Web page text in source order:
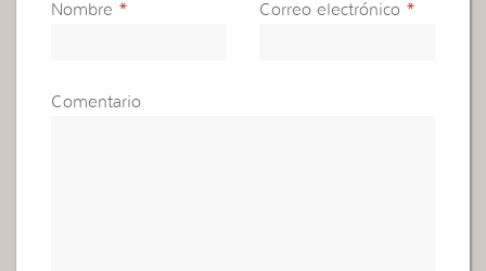
Nombre * Correo electrónico *
Comentario